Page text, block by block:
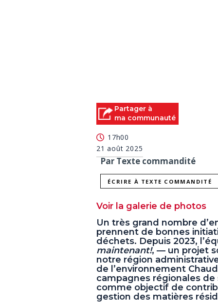
Partager à
ma communauté
17h00
21 août 2025
Par Texte commandité
ÉCRIRE À TEXTE COMMANDITÉ
Voir la galerie de photos
Un très grand nombre
prennent de bonnes
déchets. Depuis 2023,
maintenant!, — un projet
notre région
de l’environnement
campagnes régionales
comme objectif de
gestion des matières